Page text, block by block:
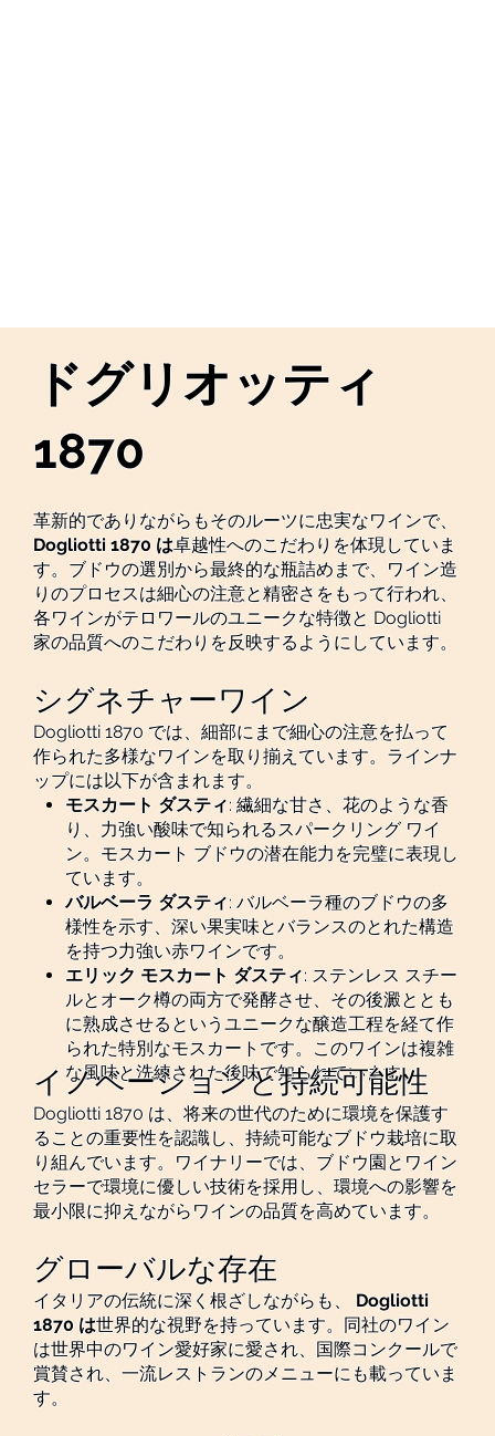
ドグリオッティ
1870
革新的でありながらもそのルーツに忠実なワインで、
Dogliotti 1870 は卓越性へのこだわりを体現していま
す。ブドウの選別から最終的な瓶詰めまで、ワイン造
りのプロセスは細心の注意と精密さをもって行われ、
各ワインがテロワールのユニークな特徴と Dogliotti
家の品質へのこだわりを反映するようにしています。
シグネチャーワイン
Dogliotti 1870 では、細部にまで細心の注意を払って
作られた多様なワインを取り揃えています。ラインナ
ップには以下が含まれます。
モスカート ダスティ: 繊細な甘さ、花のような香
り、力強い酸味で知られるスパークリング ワイ
ン。モスカート ブドウの潜在能力を完璧に表現し
ています。
バルベーラ ダスティ: バルベーラ種のブドウの多
様性を示す、深い果実味とバランスのとれた構造
を持つ力強い赤ワインです。
エリック モスカート ダスティ: ステンレス スチー
ルとオーク樽の両方で発酵させ、その後澱ととも
に熟成させるというユニークな醸造工程を経て作
られた特別なモスカートです。このワインは複雑
な風味と洗練された後味で知られています。
イノベーションと持続可能性
Dogliotti 1870 は、将来の世代のために環境を保護す
ることの重要性を認識し、持続可能なブドウ栽培に取
り組んでいます。ワイナリーでは、ブドウ園とワイン
セラーで環境に優しい技術を採用し、環境への影響を
最小限に抑えながらワインの品質を高めています。
グローバルな存在
イタリアの伝統に深く根ざしながらも、 Dogliotti
1870 は世界的な視野を持っています。同社のワイン
は世界中のワイン愛好家に愛され、国際コンクールで
賞賛され、一流レストランのメニューにも載っていま
す。